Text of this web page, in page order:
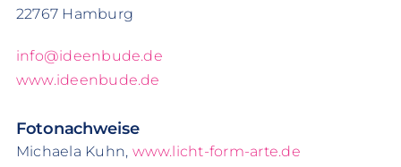
22767 Hamburg
info@ideenbude.de
www.ideenbude.de
Fotonachweise
Michaela Kuhn, www.licht-form-arte.de